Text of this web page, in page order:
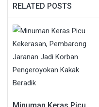
RELATED POSTS